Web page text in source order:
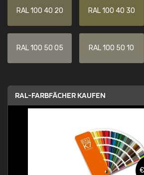
RAL 100 40 20 RAL 100 40 30
RAL 100 50 05 RAL 100 50 10
RAL-FARBFÄCHER KAUFEN